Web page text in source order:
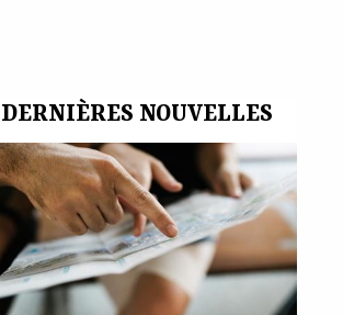
DERNIÈRES NOUVELLES